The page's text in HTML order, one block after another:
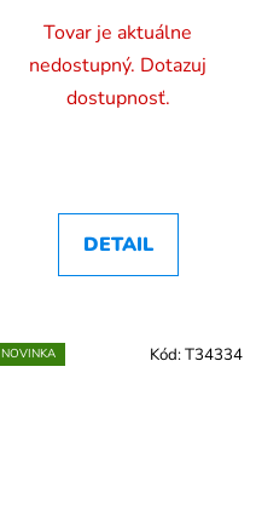
Tovar je aktuálne
nedostupný. Dotazuj
dostupnosť.
DETAIL
NOVINKA Kód:T34334